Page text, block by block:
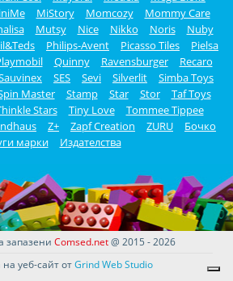
MiStory Momcozy
Mommy Care
Mutsy Nice Nikko Noris
Nuby
Philips-Avent Picasso Tiles
Pielsa
Quinny Ravensburger
Recaro
SES Sevi Silverlit
Simba Toys
Master Stamp Star Stor
Taf Toys
Stars Tiny Love
Tommee Tippee
Z+ Zapf Creation ZURU
Бочко
марки
Издателства
запазени Comsed.net@ 2015 - 2026
на уеб-сайт отGrind Web Studio